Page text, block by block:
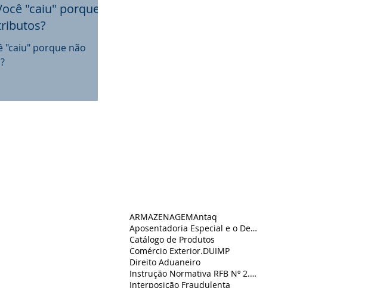
porque
não
ARMAZENAGEMAntaq
Aposentadoria Especial e o Despachante Aduaneiro Autônomo: Reflexões a partir do Tema 1291 do STJ
Catálogo de Produtos
Comércio Exterior.DUIMP
Direito Aduaneiro
Instrução Normativa RFB Nº 2.226
Interposição Fraudulenta